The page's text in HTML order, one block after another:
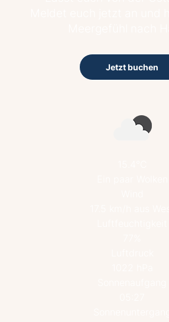
Jetzt buchen